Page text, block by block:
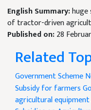
English Summary:
of tractor-driven
Published on:28
Related
Government Scheme
Subsidy for farmers
agricultural equipment